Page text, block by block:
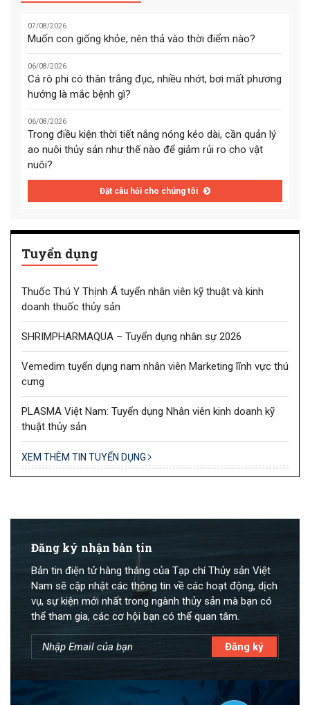
07/08/2026
Muốn con giống khỏe, nên thả vào thời điểm nào?
06/08/2026
Cá rô phi có thân trắng đục, nhiều nhớt, bơi mất phương
hướng là mắc bệnh gì?
06/08/2026
Trong điều kiện thời tiết nắng nóng kéo dài, cần quản lý
ao nuôi thủy sản như thế nào để giảm rủi ro cho vật
nuôi?
Đặt câu hỏi cho chúng tôi
Tuyển dụng
Thuốc Thú Y Thịnh Á tuyển nhân viên kỹ thuật và kinh
doanh thuốc thủy sản
SHRIMPHARMAQUA – Tuyển dụng nhân sự 2026
Vemedim tuyển dụng nam nhân viên Marketing lĩnh vực thú
cưng
PLASMA Việt Nam: Tuyển dụng Nhân viên kinh doanh kỹ
thuật thủy sản
XEM THÊM TIN TUYỂN DỤNG
Đăng ký nhận bản tin
Bản tin điện tử hàng tháng của Tạp chí Thủy sản Việt
Nam sẽ cập nhật các thông tin về các hoạt động, dịch
vụ, sự kiện mới nhất trong ngành thủy sản mà bạn có
thể tham gia, các cơ hội bạn có thể quan tâm.